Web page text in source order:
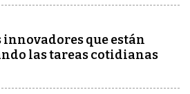
innovadores que están
las tareas cotidianas